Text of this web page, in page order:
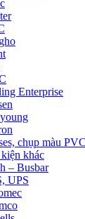
Enterprise
chụp màu
khác
– Busbar
UPS